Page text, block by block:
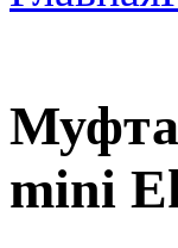
Муфта
mini